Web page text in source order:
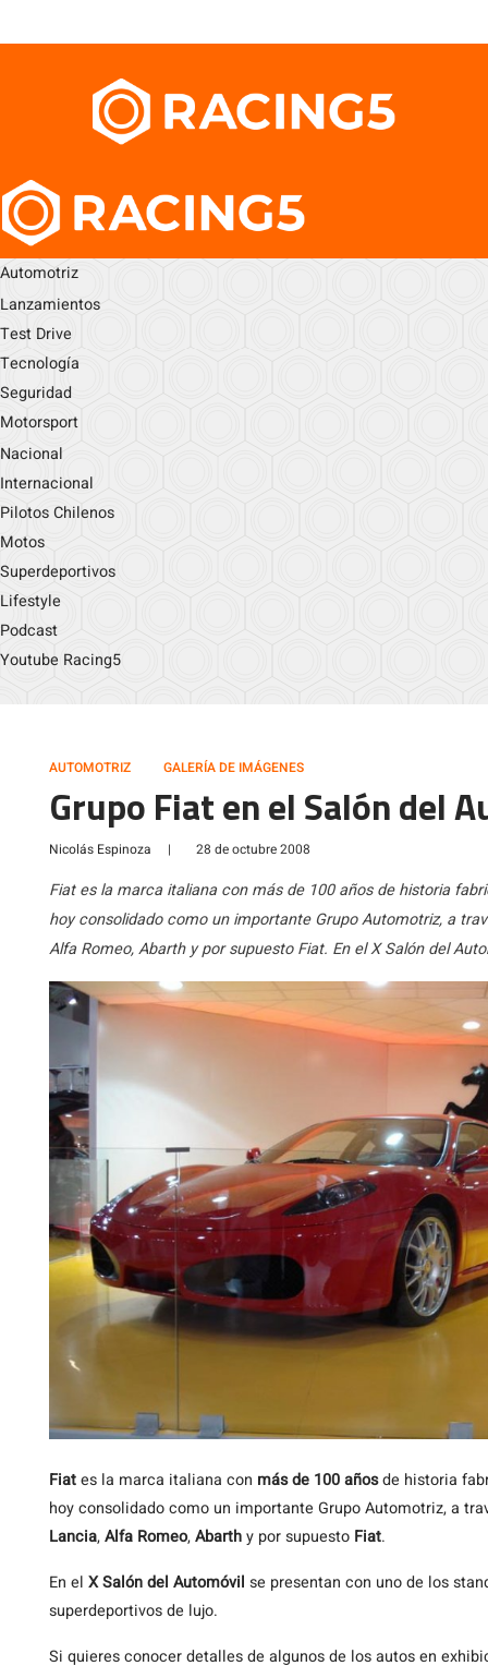
Automotriz
Lanzamientos
Test Drive
Tecnología
Seguridad
Motorsport
Nacional
Internacional
Pilotos Chilenos
Motos
Superdeportivos
Lifestyle
Podcast
Youtube Racing5
AUTOMOTRIZ GALERÍA DE IMÁGENES
Grupo Fiat en el Salón del
Nicolás Espinoza | 28 de octubre 2008
Fiat es la marca italiana con más de 100 años de historia
hoy consolidado como un importante Grupo Automotriz, a
Alfa Romeo, Abarth y por supuesto Fiat. En el X Salón del
Fiates la marca italiana con más de 100 añosde historia
hoy consolidado como un importante Grupo Automotriz, a
Lancia,Alfa Romeo,Abarthy por supuesto Fiat.
En el X Salón del Automóvil se presentan con uno de los
superdeportivos de lujo.
Si quieres conocer detalles de algunos de los autos en